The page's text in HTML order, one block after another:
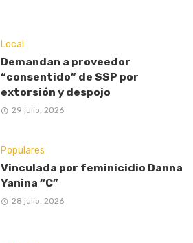
Local
Demandan a proveedor
“consentido” de SSP por
extorsión y despojo
29 julio, 2026
Populares
Vinculada por feminicidio Danna
Yanina “C”
28 julio, 2026